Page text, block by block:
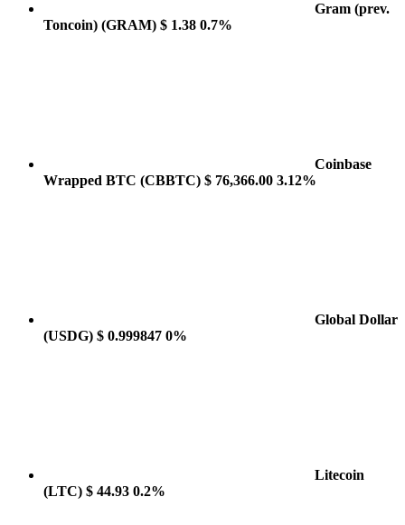
Gram (prev.
Toncoin) (GRAM) $ 1.38 0.7%
Coinbase
Wrapped BTC (CBBTC) $ 76,366.00 3.12%
Global Dollar
(USDG) $ 0.999847 0%
Litecoin
(LTC) $ 44.93 0.2%